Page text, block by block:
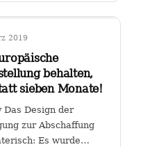
2019
behalten,
sieben Monate!
Das Design der
zur Abschaffung
Es wurde